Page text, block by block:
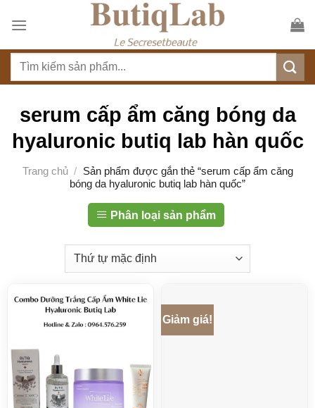
serum cấp ẩm căng bóng da
hyaluronic butiq lab hàn quốc
Trang chủ / Sản phẩm được gắn thẻ “serum cấp ẩm căng
bóng da hyaluronic butiq lab hàn quốc”
Phân loại sản phẩm
Giảm giá!